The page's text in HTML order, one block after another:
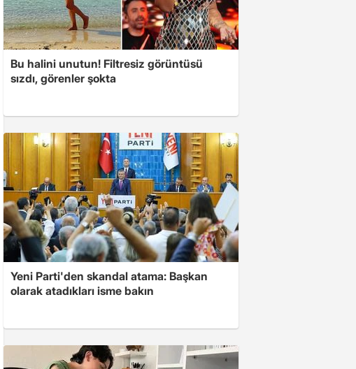
Bu halini unutun! Filtresiz görüntüsü
sızdı, görenler şokta
Yeni Parti'den skandal atama: Başkan
olarak atadıkları isme bakın